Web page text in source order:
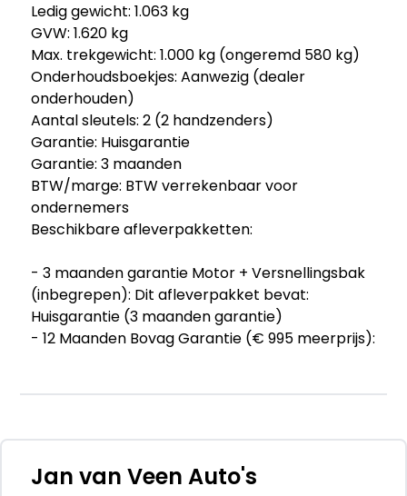
Ledig gewicht: 1.063 kg
GVW: 1.620 kg
Max. trekgewicht: 1.000 kg (ongeremd 580 kg)
Onderhoudsboekjes: Aanwezig (dealer
onderhouden)
Aantal sleutels: 2 (2 handzenders)
Garantie: Huisgarantie
Garantie: 3 maanden
BTW/marge: BTW verrekenbaar voor
ondernemers
Beschikbare afleverpakketten:
- 3 maanden garantie Motor + Versnellingsbak
(inbegrepen): Dit afleverpakket bevat:
Huisgarantie (3 maanden garantie)
- 12 Maanden Bovag Garantie (€ 995 meerprijs):
Afleverbeurt
Deze Polo is origineel Nederlands geleverd. De
Jan van Veen Auto's